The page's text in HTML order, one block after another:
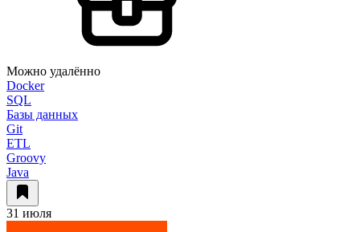
Можно удалённо
Docker
SQL
Базы данных
Git
ETL
Groovy
Java
31 июля